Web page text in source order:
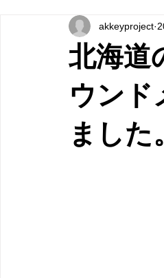
北海道
ウンド
ました
akkeyproject